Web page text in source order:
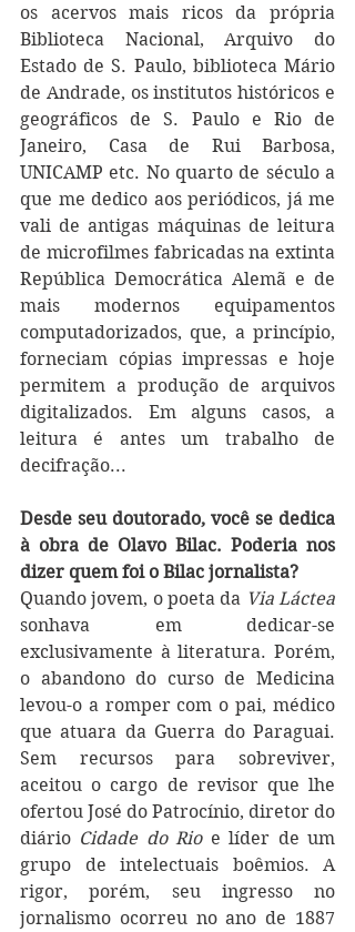
os acervos mais ricos da própria
Biblioteca Nacional, Arquivo do
Estado de S. Paulo, biblioteca Mário
de Andrade, os institutos históricos e
geográficos de S. Paulo e Rio de
Janeiro, Casa de Rui Barbosa,
UNICAMP etc. No quarto de século a
que me dedico aos periódicos, já me
vali de antigas máquinas de leitura
de microfilmes fabricadas na extinta
República Democrática Alemã e de
mais modernos equipamentos
computadorizados, que, a princípio,
forneciam cópias impressas e hoje
permitem a produção de arquivos
digitalizados. Em alguns casos, a
leitura é antes um trabalho de
decifração...
Desde seu doutorado, você se dedica
à obra de Olavo Bilac. Poderia nos
dizer quem foi o Bilac jornalista?
Quando jovem, o poeta da Via Láctea
sonhava em dedicar-se
exclusivamente à literatura. Porém,
o abandono do curso de Medicina
levou-o a romper com o pai, médico
que atuara da Guerra do Paraguai.
Sem recursos para sobreviver,
aceitou o cargo de revisor que lhe
ofertou José do Patrocínio, diretor do
diário Cidade do Rio e líder de um
grupo de intelectuais boêmios. A
rigor, porém, seu ingresso no
jornalismo ocorreu no ano de 1887